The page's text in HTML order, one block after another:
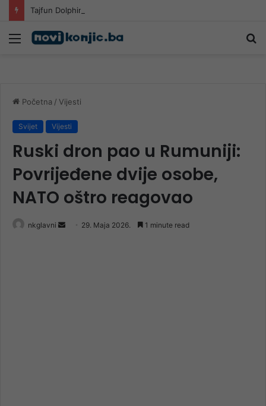
Meni
Početna / Vijesti
Svijet Vijesti
Ruski dron pao u Rumuniji:
Povrijeđene dvije osobe,
NATO oštro reagovao
nkglavni
Send 29. Maja 2026. 1 minute read